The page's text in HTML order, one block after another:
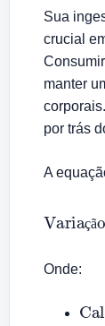
Sua
crucial
manter
por trás
A
çã
Onde: